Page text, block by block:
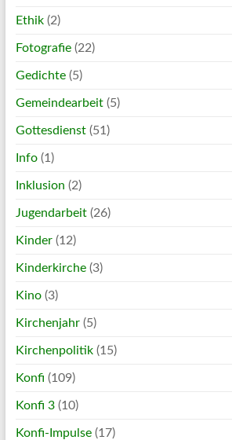
Ethik(2)
Fotografie(22)
Gedichte(5)
Gemeindearbeit(5)
Gottesdienst(51)
Info(1)
Inklusion (2)
Jugendarbeit(26)
Kinder(12)
Kinderkirche(3)
Kino(3)
Kirchenjahr(5)
Kirchenpolitik(15)
Konfi (109)
Konfi 3(10)
Konfi-Impulse(17)